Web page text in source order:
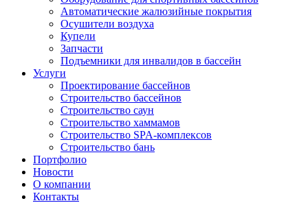
Автоматические жалюзийные покрытия
Осушители воздуха
Купели
Запчасти
Подъемники для инвалидов в бассейн
Услуги
Проектирование бассейнов
Строительство бассейнов
Строительство саун
Строительство хаммамов
Строительство SPA-комплексов
Строительство бань
Портфолио
Новости
O компании
Контакты